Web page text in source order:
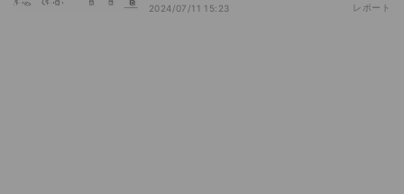
2024/07/11 15:23 レポート